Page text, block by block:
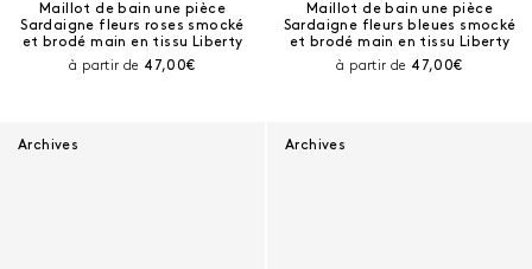
Maillot de bain une pièce
Sardaigne fleurs roses smocké
et brodé main en tissu Liberty
à partir de Prix courant :
47,00€
Maillot de bain une pièce
Sardaigne fleurs bleues smocké
et brodé main en tissu Liberty
à partir de Prix courant :
47,00€
Archives Archives